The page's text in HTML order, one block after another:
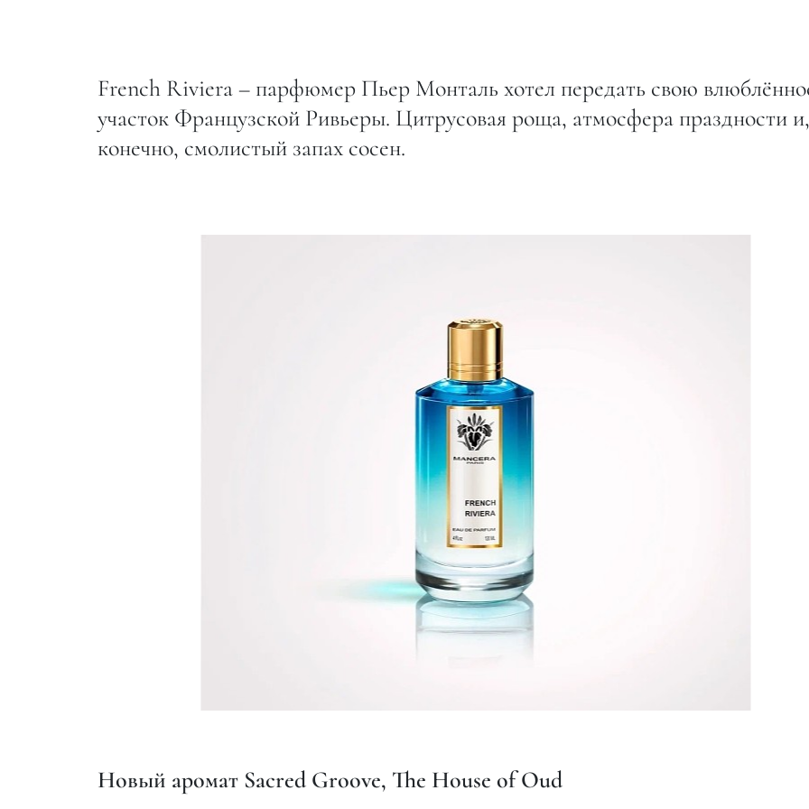
French Riviera – парфюмер Пьер Монталь хотел передать свою
участок Французской Ривьеры. Цитрусовая роща, атмосфера праздности и,
конечно, смолистый запах сосен.
Новый аромат Sacred Groove, The House of Oud